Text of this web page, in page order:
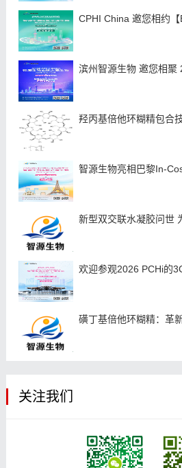
CPHI China 邀您相约【
滨州智源生物 邀您相聚
羟丙基倍他环糊精包合
智源生物亮相巴黎In-
新型双交联水凝胶问世
欢迎参观2026 PCHi的
磺丁基倍他环糊精：革
关注我们